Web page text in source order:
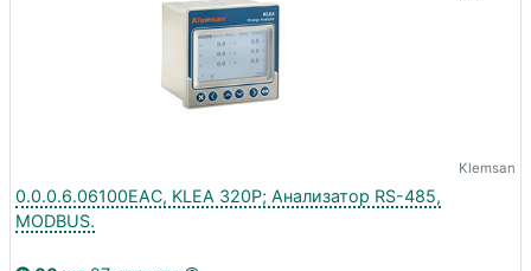
Klemsan
0.0.0.6.06100EAC, KLEA 320P; Анализатор RS-485,
MODBUS.